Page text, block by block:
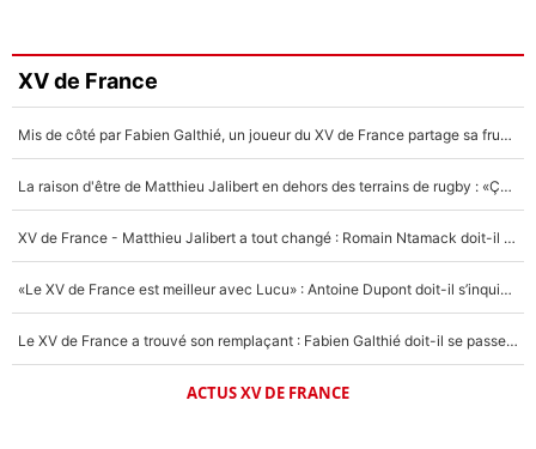
XV de France
Mis de côté par Fabien Galthié, un joueur du XV de France partage sa frustration : «ils ne me l’ont pas dit tout de suite»
La raison d'être de Matthieu Jalibert en dehors des terrains de rugby : «Ça m'atteint autant que si tu touches à un membre de ma famille»
XV de France - Matthieu Jalibert a tout changé : Romain Ntamack doit-il s’inquiéter pour sa place à un an de la Coupe du monde ?
«Le XV de France est meilleur avec Lucu» : Antoine Dupont doit-il s’inquiéter pour sa place ?
Le XV de France a trouvé son remplaçant : Fabien Galthié doit-il se passer d'Antoine Dupont ?
ACTUS XV DE FRANCE